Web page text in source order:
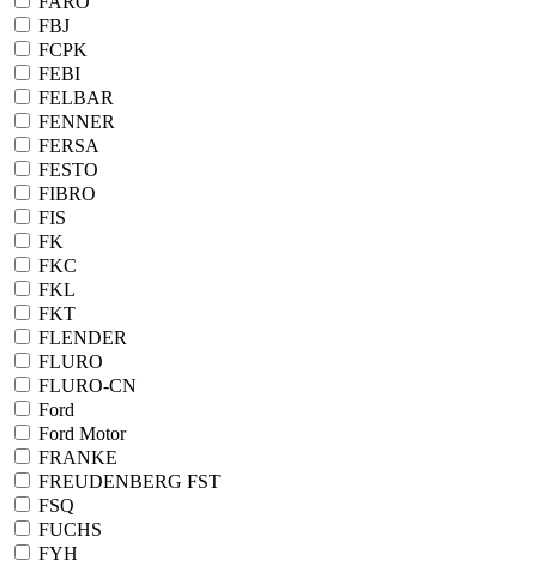
FBJ
FCPK
FEBI
FELBAR
FENNER
FERSA
FESTO
FIBRO
FIS
FK
FKC
FKL
FKT
FLENDER
FLURO
FLURO-CN
Ford
Ford Motor
FRANKE
FREUDENBERG FST
FSQ
FUCHS
FYH